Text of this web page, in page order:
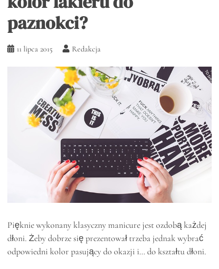
paznokci?
11 lipca 2015 Redakcja
Pięknie wykonany klasyczny manicure jest ozdobą każdej
dłoni. Żeby dobrze się prezentował trzeba jednak wybrać
odpowiedni kolor pasujący do okazji i… do kształtu dłoni.